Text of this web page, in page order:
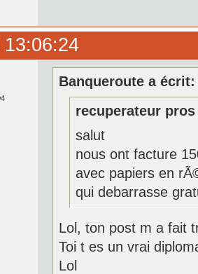
13:06:24
Banqueroute a écrit:
recuperateur
salut
nous ont facture
avec papiers en
qui debarrasse
Lol, ton post m a fait
Toi t es un vrai
Lol